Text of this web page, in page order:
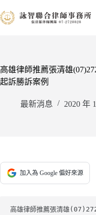
至
容
高雄律師推薦張清雄
起訴勝訴案例
最新消息 2020 年
加入為 Google 偏好來源
高雄律師推薦張清雄